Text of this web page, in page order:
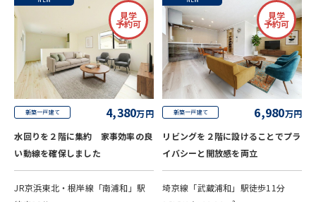
見学
予約可
新築一戸建て 4,380万円
水回りを２階に集約 家事効率の良
い動線を確保しました
JR京浜東北・根岸線「南浦和」駅
見学
予約可
新築一戸建て 6,980万円
リビングを２階に設けることでプラ
イバシーと開放感を両立
埼京線「武蔵浦和」駅徒歩11分